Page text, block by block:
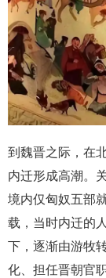
到魏晋之际，在
内迁形成高潮。
境内仅匈奴五部
载，当时内迁的
下，逐渐由游牧
化、担任晋朝官